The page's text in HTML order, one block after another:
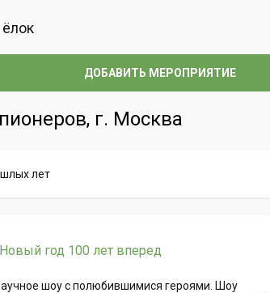
ёлок
ДОБАВИТЬ МЕРОПРИЯТИЕ
г. Москва
лет
год 100 лет вперед
шоу с полюбившимися героями. Шоу